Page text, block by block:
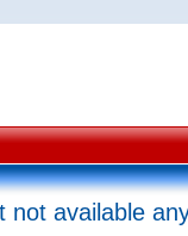
not available